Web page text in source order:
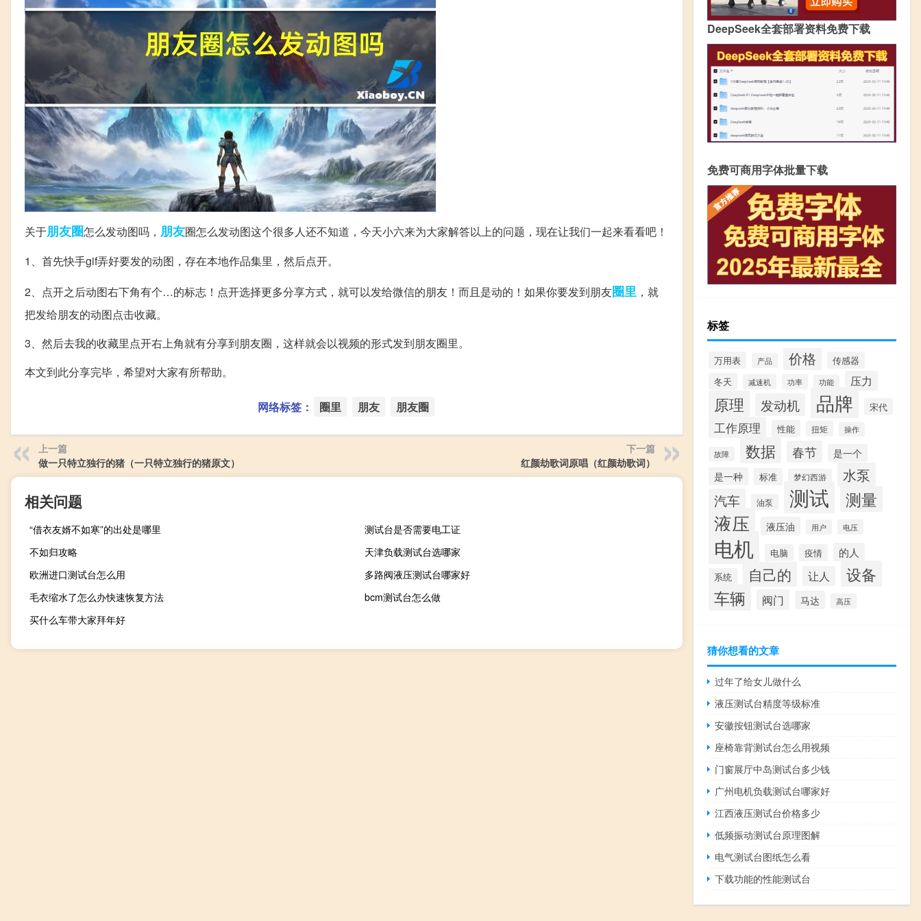
关于朋友圈怎么发动图吗， 朋友圈怎么发动图这个很多人还不知道，今天小六来为大家解答以上的问题，现在让我们一起来看看吧！
1、首先快手gif弄好要发的动图，存在本地作品集里，然后点开。
2、点开之后动图右下角有个…的标志！点开选择更多分享方式，就可以发给微信的朋友！而且是动的！如果你要发到朋友圈里 ，就
把发给朋友的动图点击收藏。
3、然后去我的收藏里点开右上角就有分享到朋友圈，这样就会以视频的形式发到朋友圈里。
本文到此分享完毕，希望对大家有所帮助。
网络标签： 圈里 朋友 朋友圈
上一篇
做一只特立独行的猪（一只特立独行的猪原文）
下一篇
红颜劫歌词原唱（红颜劫歌词）
相关问题
“借衣友婿不如寒”的出处是哪里
测试台是否需要电工证
不如归攻略
天津负载测试台选哪家
欧洲进口测试台怎么用
多路阀液压测试台哪家好
毛衣缩水了怎么办快速恢复方法
bcm测试台怎么做
买什么车带大家拜年好
DeepSeek全套部署资料免费下载
免费可商用字体批量下载
标签
万用表 产品 价格
传感器
冬天
减速机 功率 功能 压力
原理 发动机 品牌 宋代
工作原理 性能 扭矩 操作
故障 数据 春节
是一个
是一种
标准 梦幻西游 水泵
汽车 油泵 测试 测量
液压 液压油 用户 电压
电机 电脑 疫情 的人
系统 自己的 让人
设备
车辆
阀门 马达 高压
猜你想看的文章
过年了给女儿做什么
液压测试台精度等级标准
安徽按钮测试台选哪家
座椅靠背测试台怎么用视频
门窗展厅中岛测试台多少钱
广州电机负载测试台哪家好
江西液压测试台价格多少
低频振动测试台原理图解
电气测试台图纸怎么看
下载功能的性能测试台